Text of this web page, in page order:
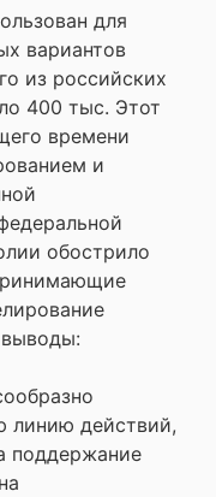
для
вариантов
из российских
400 тыс. Этот
времени
и
обострило
линию действий,
поддержание